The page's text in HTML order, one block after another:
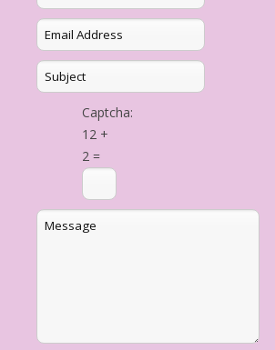
Captcha:
12 +
2 =